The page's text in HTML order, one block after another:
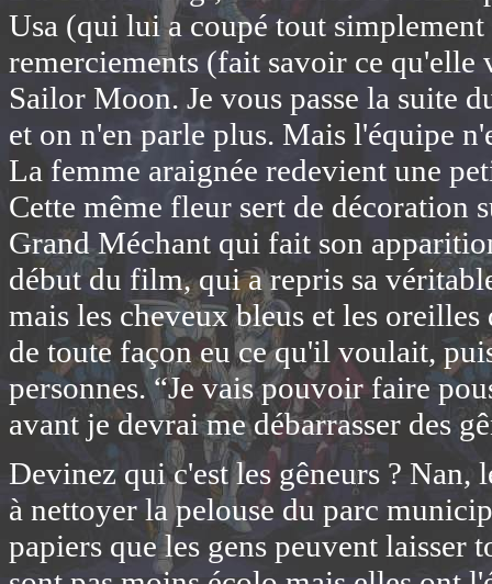
Usa (qui lui a coupé tout
remerciements (fait savoir ce qu'elle
Sailor Moon. Je vous passe la suite
et on n'en parle plus. Mais l'équipe
La femme araignée redevient une
Cette même fleur sert de
Grand Méchant qui fait son
début du film, qui a repris sa
mais les cheveux bleus et les
de toute façon eu ce qu'il voulait,
personnes. “Je vais pouvoir faire
avant je devrai me débarrasser des
Devinez qui c'est les gêneurs ? Nan,
à nettoyer la pelouse du parc
papiers que les gens peuvent laisser